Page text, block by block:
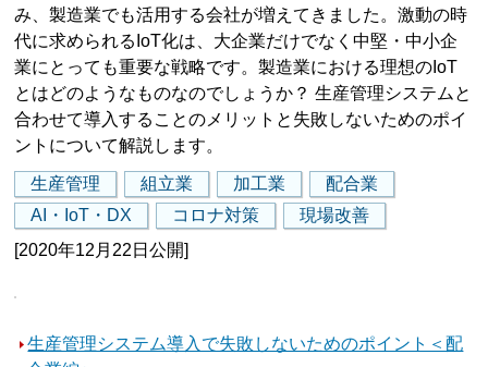
み、製造業でも活用する会社が増えてきました。激動の時
代に求められるIoT化は、大企業だけでなく中堅・中小企
業にとっても重要な戦略です。製造業における理想のIoT
とはどのようなものなのでしょうか？ 生産管理システムと
合わせて導入することのメリットと失敗しないためのポイ
ントについて解説します。
生産管理 組立業 加工業
配合業
AI・IoT・DX
コロナ対策
現場改善
[2020年12月22日公開]
生産管理システム導入で失敗しないためのポイント＜配